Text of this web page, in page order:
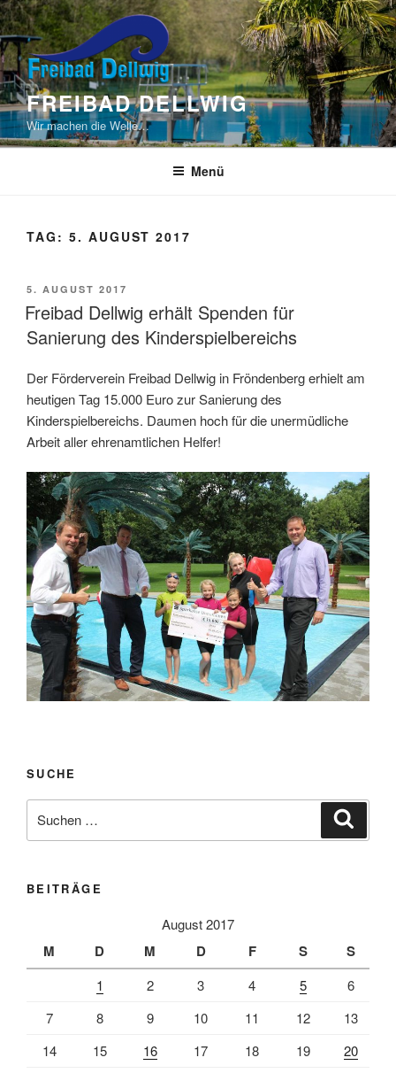
Zum
Inhalt
springen
FREIBAD DELLWIG
Wir machen die Welle…
Menü
TAG: 5. AUGUST 2017
VERÖFFENTLICHT
AM
5. AUGUST 2017
Freibad Dellwig erhält Spenden für
Sanierung des Kinderspielbereichs
Der Förderverein Freibad Dellwig in Fröndenberg erhielt am
heutigen Tag 15.000 Euro zur Sanierung des
Kinderspielbereichs. Daumen hoch für die unermüdliche
Arbeit aller ehrenamtlichen Helfer!
SUCHE
nach:
BEITRÄGE
August 2017
M D M D F S S
1 2 3 4 5
6
7
8 9 10 11 12
13
14
15 16 17 18 19
20